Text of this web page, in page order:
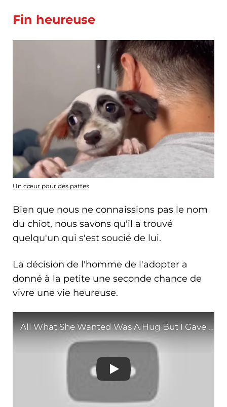
Fin heureuse
Un cœur pour des pattes
Bien que nous ne connaissions pas le nom
du chiot, nous savons qu'il a trouvé
quelqu'un qui s'est soucié de lui.
La décision de l'homme de l'adopter a
donné à la petite une seconde chance de
vivre une vie heureuse.
All What She Wanted